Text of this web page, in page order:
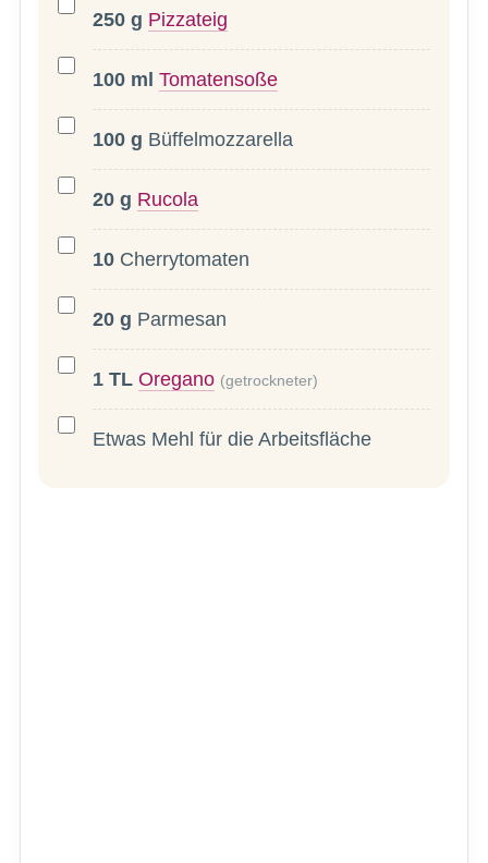
250 g Pizzateig
100 ml Tomatensoße
100 g Büffelmozzarella
20 g Rucola
10 Cherrytomaten
20 g Parmesan
1 TL Oregano (getrockneter)
Etwas Mehl für die Arbeitsfläche